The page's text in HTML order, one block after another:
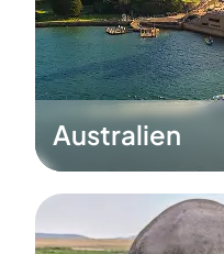
Australien